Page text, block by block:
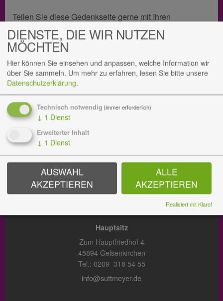
Teilen Sie diese Gedenkseite gerne mit Ihren
Angehörigen, um so ein bleibendes Andenken an
Regine Worgull zu bewahren.
BESTATTUNGEN
Zum Hauptfriedhof 3
bestattungen@suttmeyer.de
GARTEN DER ERINNERUNG
Hauptsitz
Zum Hauptfriedhof 4
45894 Gelsenkirchen
Tel.: 0209 318 54 55
info@suttmeyer.de
DIENSTE, DIE WIR NUTZEN
MÖCHTEN
Hier können Sie einsehen und anpassen, welche Information wir
über Sie sammeln. Um mehr zu erfahren, lesen Sie bitte unsere
Datenschutzerklärung.
Technisch notwendig (immer erforderlich)
↓ 1 Dienst
Erweiterter Inhalt
↓ 1 Dienst
AUSWAHL
AKZEPTIEREN
ALLE
AKZEPTIEREN
Realisiert mit Klaro!